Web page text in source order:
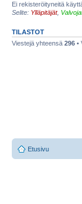
Ei rekisteröityneitä
Selite: Ylläpitäjät,
TILASTOT
Viestejä yhteensä 296 •
Etusivu